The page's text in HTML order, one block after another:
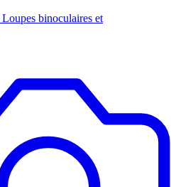
Loupes binoculaires et